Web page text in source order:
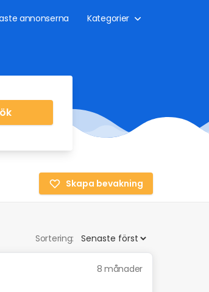
annonserna Kategorier
Skapa bevakning
Sortering:
8 månader